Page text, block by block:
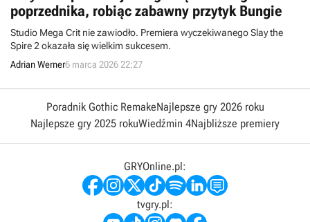
poprzednika, robiąc zabawny przytyk Bungie
Studio Mega Crit nie zawiodło. Premiera wyczekiwanego Slay the
Spire 2 okazała się wielkim sukcesem.
Adrian Werner6 marca 2026 22:27
Poradnik Gothic RemakeNajlepsze gry 2026 roku
Najlepsze gry 2025 rokuWiedźmin 4Najbliższe premiery
GRYOnline.pl:
tvgry.pl: